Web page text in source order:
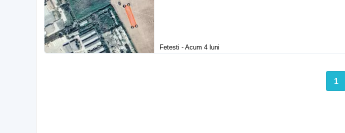
Fetesti - Acum 4 luni
1